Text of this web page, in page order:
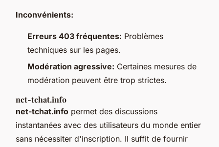
Inconvénients:
Erreurs 403 fréquentes: Problèmes
techniques sur les pages.
Modération agressive: Certaines mesures de
modération peuvent être trop strictes.
net-tchat.info
net-tchat.info permet des discussions
instantanées avec des utilisateurs du monde entier
sans nécessiter d'inscription. Il suffit de fournir